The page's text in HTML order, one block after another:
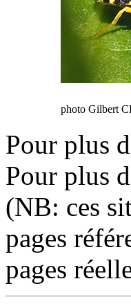
photo Gilbert
Pour plus
Pour plus
(NB: ces
pages
pages